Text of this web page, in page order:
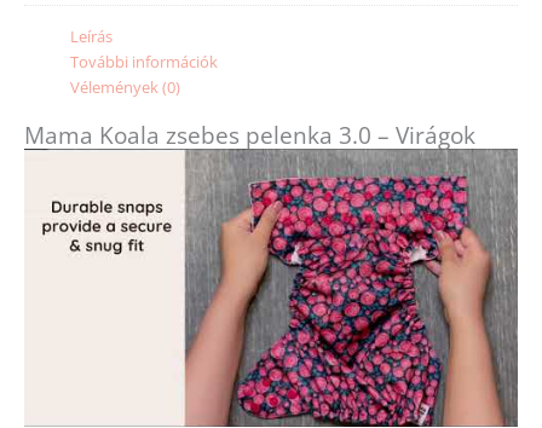
Leírás
További információk
Vélemények (0)
Mama Koala zsebes pelenka 3.0 – Virágok